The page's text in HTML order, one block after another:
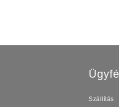
Szállítás